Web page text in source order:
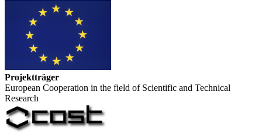
Projektträger
European Cooperation in the field of Scientific and Technical
Research